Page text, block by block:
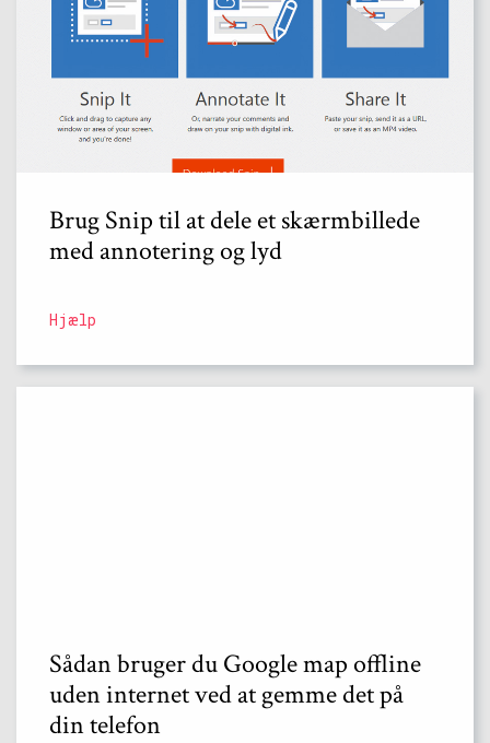
Brug Snip til at dele et skærmbillede
med annotering og lyd
Hjælp
Sådan bruger du Google map offline
uden internet ved at gemme det på
din telefon